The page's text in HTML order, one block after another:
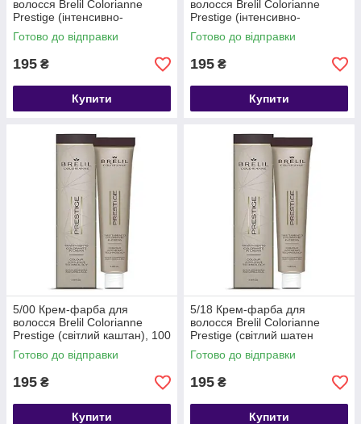
волосся Brelil Colorianne
Prestige (інтенсивно-
червоний шатен), 100 мл
Готово до відправки
195 ₴
Купити
волосся Brelil Colorianne
Prestige (інтенсивно-
фіолетовий шатен), 100 мл
Готово до відправки
195 ₴
Купити
5/00 Крем-фарба для
волосся Brelil Colorianne
Prestige (світлий каштан), 100
мл
Готово до відправки
195 ₴
Купити
5/18 Крем-фарба для
волосся Brelil Colorianne
Prestige (світлий шатен
шокоайс), 100 мл
Готово до відправки
195 ₴
Купити